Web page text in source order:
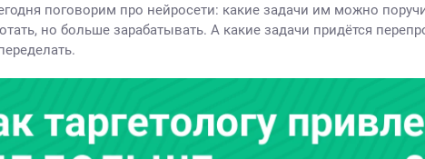
поговорим про нейросети: какие задачи им можно
но больше зарабатывать. А какие задачи придётся